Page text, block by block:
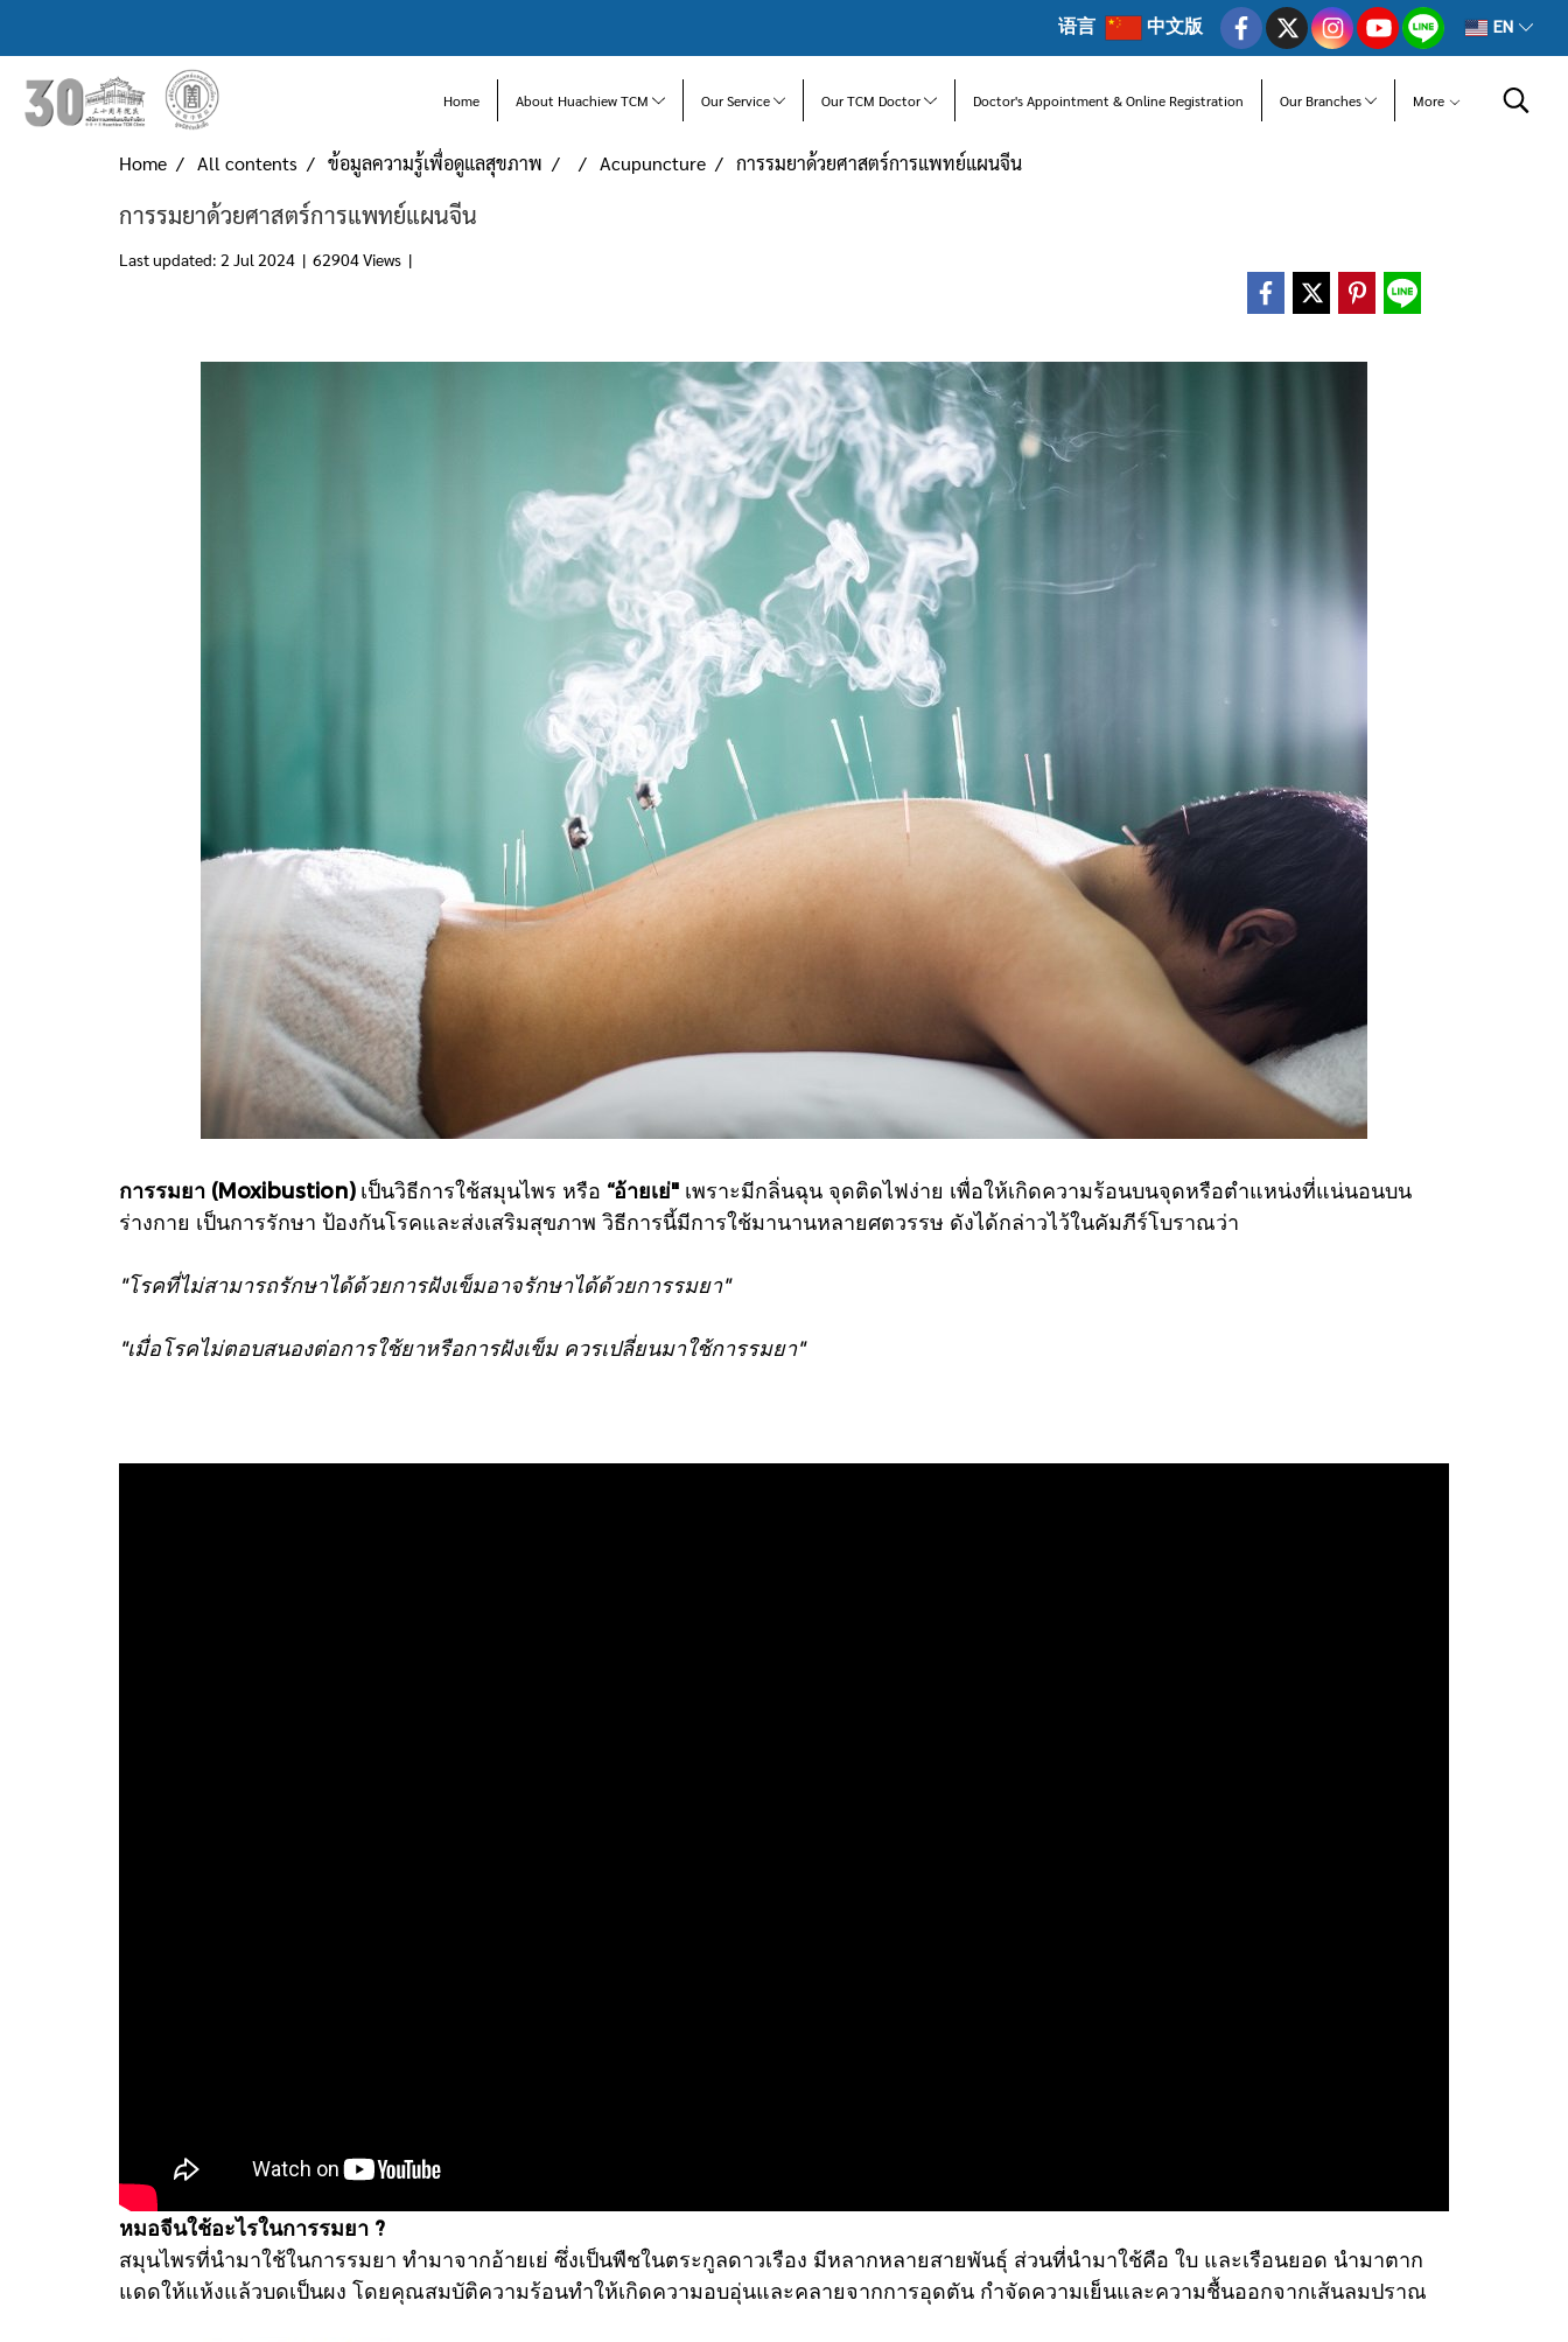
语言 中文版 EN
Home About Huachiew TCM Our Service Our TCM Doctor Doctor's Appointment & Online Registration Our Branches More
Home All contents ข้อมูลความรู้เพื่อดูแลสุขภาพ Acupuncture การรมยาด้วยศาสตร์การแพทย์แผนจีน
การรมยาด้วยศาสตร์การแพทย์แผนจีน
Last updated: 2 Jul 2024 | 62904 Views |
การรมยา (Moxibustion)เป็นวิธีการใช้สมุนไพร หรือ “อ้ายเย่" เพราะมีกลิ่นฉุน จุดติดไฟง่าย เพื่อให้เกิดความร้อนบนจุดหรือตำแหน่งที่แน่นอนบน
ร่างกาย เป็นการรักษา ป้องกันโรคและส่งเสริมสุขภาพ วิธีการนี้มีการใช้มานานหลายศตวรรษ ดังได้กล่าวไว้ในคัมภีร์โบราณว่า
"โรคที่ไม่สามารถรักษาได้ด้วยการฝังเข็มอาจรักษาได้ด้วยการรมยา"
"เมื่อโรคไม่ตอบสนองต่อการใช้ยาหรือการฝังเข็ม ควรเปลี่ยนมาใช้การรมยา"
หมอจีนใช้อะไรในการรมยา ?
สมุนไพรที่นำมาใช้ในการรมยา ทำมาจากอ้ายเย่ ซึ่งเป็นพืชในตระกูลดาวเรือง มีหลากหลายสายพันธุ์ ส่วนที่นำมาใช้คือ ใบ และเรือนยอด นำมาตาก
แดดให้แห้งแล้วบดเป็นผง โดยคุณสมบัติความร้อนทำให้เกิดความอบอุ่นและคลายจากการอุดตัน กำจัดความเย็นและความชื้นออกจากเส้นลมปราณ